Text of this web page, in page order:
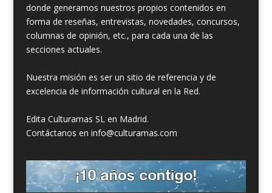
donde generamos nuestros propios contenidos en
forma de reseñas, entrevistas, novedades, concursos,
columnas de opinión, etc., para cada una de las
secciones actuales.
Nuestra misión es ser un sitio de referencia y de
excelencia de información cultural en la Red.
Edita Culturamas SL en Madrid.
Contáctanos en info@culturamas.com